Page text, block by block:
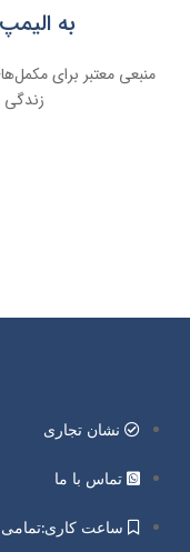
به
منبعی معتبر برای
زندگی
نشان تجاری
تماس با ما
ساعت کاری:تمامی روزهای